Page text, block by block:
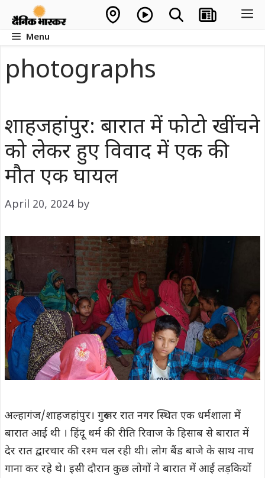
contentMenu
photographs
शाहजहांपुर: बारात में फोटो खींचने
को लेकर हुए विवाद में एक की
मौत एक घायल
April 20, 2024 by
अल्हागंज/शाहजहांपुर। गुरूवार रात नगर स्थित एक धर्मशाला में
बारात आई थी । हिंदू धर्म की रीति रिवाज के हिसाब से बारात में
देर रात द्वारचार की रश्म चल रही थी। लोग बैंड बाजे के साथ नाच
गाना कर रहे थे। इसी दौरान कुछ लोगों ने बारात में आईं लड़कियों